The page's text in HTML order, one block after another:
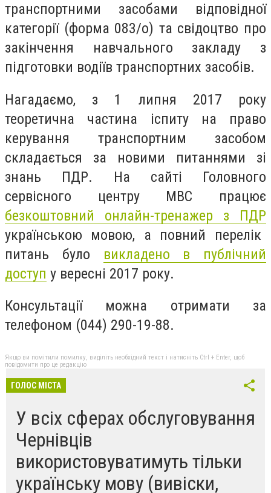
транспортними засобами відповідної
категорії (форма 083/о) та свідоцтво про
закінчення навчального закладу з
підготовки водіїв транспортних засобів.
Нагадаємо, з 1 липня 2017 року
теоретична частина іспиту на право
керування транспортним засобом
складається за новими питаннями зі
знань ПДР. На сайті Головного
сервісного центру МВС працює
безкоштовний онлайн-тренажер з ПДР
українською мовою, а повний перелік
питань було викладено в публічний
доступ у вересні 2017 року.
Консультації можна отримати за
телефоном (044) 290-19-88.
Якщо ви помітили помилку, виділіть необхідний текст і натисніть Ctrl + Enter, щоб
повідомити про це редакцію
ГОЛОС МІСТА
У всіх сферах обслуговування
Чернівців
використовуватимуть тільки
українську мову (вивіски,